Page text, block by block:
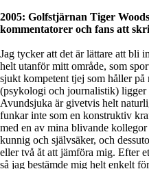
2005: Golfstjärnan Tiger
kommentatorer och fans att
Jag tycker att det är lättare att bli
helt utanför mitt område, som
sjukt kompetent tjej som håller på
(psykologi och journalistik) ligger
Avundsjuka är givetvis helt
funkar inte som en konstruktiv
med en av mina blivande
kunnig och självsäker, och
eller två åt att jämföra mig. Efter
så jag bestämde mig helt enkelt